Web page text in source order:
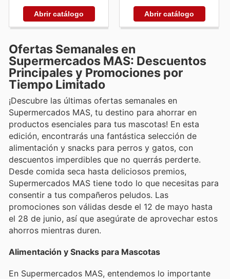
Abrir catálogo Abrir catálogo
Ofertas Semanales en
Supermercados MAS: Descuentos
Principales y Promociones por
Tiempo Limitado
¡Descubre las últimas ofertas semanales en
Supermercados MAS, tu destino para ahorrar en
productos esenciales para tus mascotas! En esta
edición, encontrarás una fantástica selección de
alimentación y snacks para perros y gatos, con
descuentos imperdibles que no querrás perderte.
Desde comida seca hasta deliciosos premios,
Supermercados MAS tiene todo lo que necesitas para
consentir a tus compañeros peludos. Las
promociones son válidas desde el 12 de mayo hasta
el 28 de junio, así que asegúrate de aprovechar estos
ahorros mientras duren.
Alimentación y Snacks para Mascotas
En Supermercados MAS, entendemos lo importante